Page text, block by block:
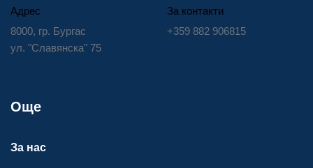
Адрес
8000, гр. Бургас
ул. "Славянска" 75
За контакти
+359 882 906815
Още
За нас